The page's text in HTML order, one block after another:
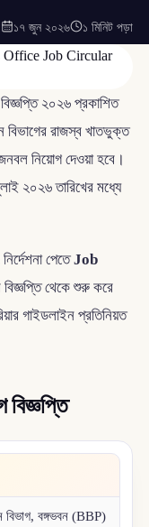
১৭ জুন ২০২৬ ১ মিনিট পড়া
বিজ্ঞপ্তি ২০২৬ প্রকাশিত
বিভাগের রাজস্ব খাতভুক্ত
নিয়োগ দেওয়া হবে।
২০২৬ তারিখের মধ্যে
পেতেJob
থেকে শুরু করে
গাইডলাইন প্রতিনিয়ত
বিজ্ঞপ্তি
বিভাগ, বঙ্গভবন (BBP)